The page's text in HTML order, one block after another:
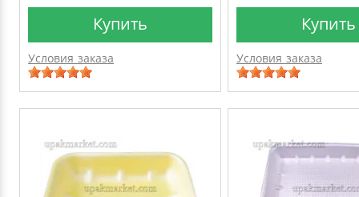
Купить
Условия заказа
Купить
Условия заказа